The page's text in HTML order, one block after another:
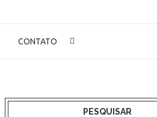
CONTATO
PESQUISAR